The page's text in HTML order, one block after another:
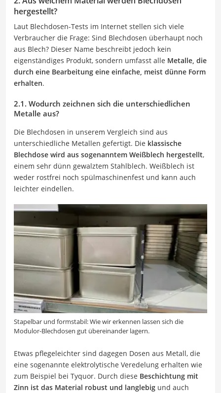
hergestellt?
Laut Blechdosen-Tests im Internet stellen sich viele
Verbraucher die Frage: Sind Blechdosen überhaupt noch
aus Blech? Dieser Name beschreibt jedoch kein
eigenständiges Produkt, sondern umfasst alle Metalle, die
durch eine Bearbeitung eine einfache, meist dünne Form
erhalten.
2.1. Wodurch zeichnen sich die unterschiedlichen
Metalle aus?
Die Blechdosen in unserem Vergleich sind aus
unterschiedliche Metallen gefertigt. Die klassische
Blechdose wird aus sogenanntem Weißblech hergestellt,
einem sehr dünn gewalztem Stahlblech. Weißblech ist
weder rostfrei noch spülmaschinenfest und kann auch
leichter eindellen.
Stapelbar und formstabil: Wie wir erkennen lassen sich die
Modulor-Blechdosen gut übereinander lagern.
Etwas pflegeleichter sind dagegen Dosen aus Metall, die
eine sogenannte elektrolytische Veredelung erhalten wie
zum Beispiel bei Tyquor. Durch diese Beschichtung mit
Zinn ist das Material robust und langlebig und auch